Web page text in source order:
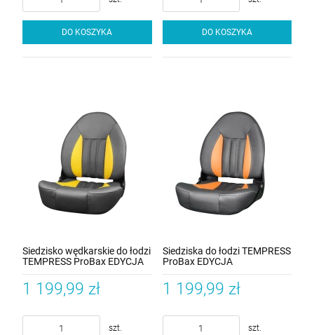
DO KOSZYKA DO KOSZYKA
Siedzisko wędkarskie do łodzi
TEMPRESS ProBax EDYCJA
LIMITOWANA Charcoal-
Żółty-Carbon
1 199,99 zł
szt.
Siedziska do łodzi TEMPRESS
ProBax EDYCJA
LIMITOWANA Grafitowo
Pomarańczowy
1 199,99 zł
szt.